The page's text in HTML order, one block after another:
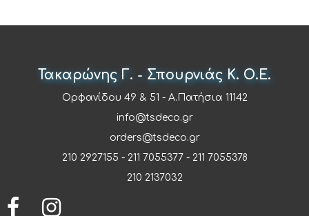
Τακαρώνης Γ. - Σπουρνιάς Κ. Ο.Ε.
Ορφανίδου 49 & 51 - Α.Πατήσια 11142
info@tsdeco.gr
orders@tsdeco.gr
210 2927155 - 211 7055377- 211 7055378
210 2137032